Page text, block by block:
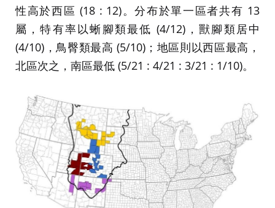
性高於西區 (18 : 12)。分布於單一區者共有 13
屬，特有率以蜥腳類最低 (4/12)，獸腳類居中
(4/10)，鳥臀類最高 (5/10)；地區則以西區最高，
北區次之，南區最低 (5/21 : 4/21 : 3/21 : 1/10)。